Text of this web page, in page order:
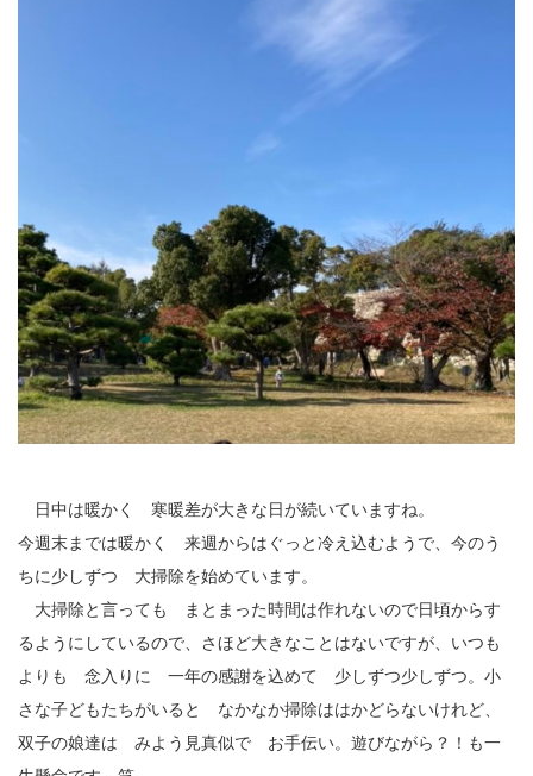
日中は暖かく 寒暖差が大きな日が続いていますね。
今週末までは暖かく 来週からはぐっと冷え込むようで、今のう
ちに少しずつ 大掃除を始めています。
大掃除と言っても まとまった時間は作れないので日頃からす
るようにしているので、さほど大きなことはないですが、いつも
よりも 念入りに 一年の感謝を込めて 少しずつ少しずつ。小
さな子どもたちがいると なかなか掃除ははかどらないけれど、
双子の娘達は みよう見真似で お手伝い。遊びながら？！も一
公園で拾った椿を綺麗に並べて飾りました。春
の訪れの心地良い気候と、花冷えの寒さが交差
するような中、この時期としては記録的…
2025.12.28
今年もあと数日になりましたね。歳を重ねると一年が過ぎるのが
本当に早く感じますが、忙しい日々が本当に有り難く思います。
分刻…
2026年8月
月 火 水 木 金 土 日
1
3
4
5
6